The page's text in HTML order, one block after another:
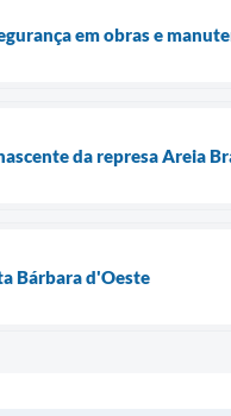
em obras e
da represa Areia
Bárbara d'Oeste